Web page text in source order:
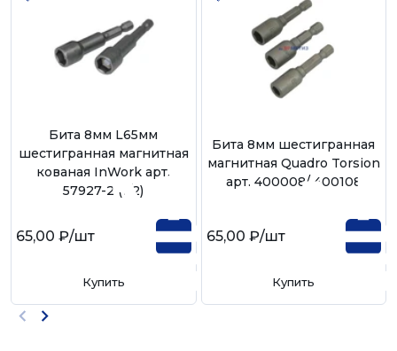
Бита 8мм L65мм
шестигранная магнитная
кованая InWork арт.
57927-2 (1/2)
65,00 ₽/шт
Купить
Бита 8мм шестигранная
магнитная Quadro Torsion
арт. 400008/ 400108
65,00 ₽/шт
Купить